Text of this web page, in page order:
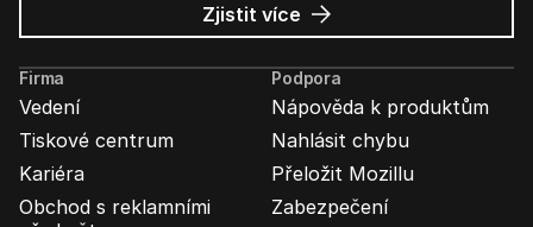
Zjistit více o
Mozilla
Ads
Firma
Vedení
Tiskové centrum
Kariéra
Obchod s reklamními
Podpora
Nápověda k produktům
Nahlásit chybu
Přeložit Mozillu
Zabezpečení